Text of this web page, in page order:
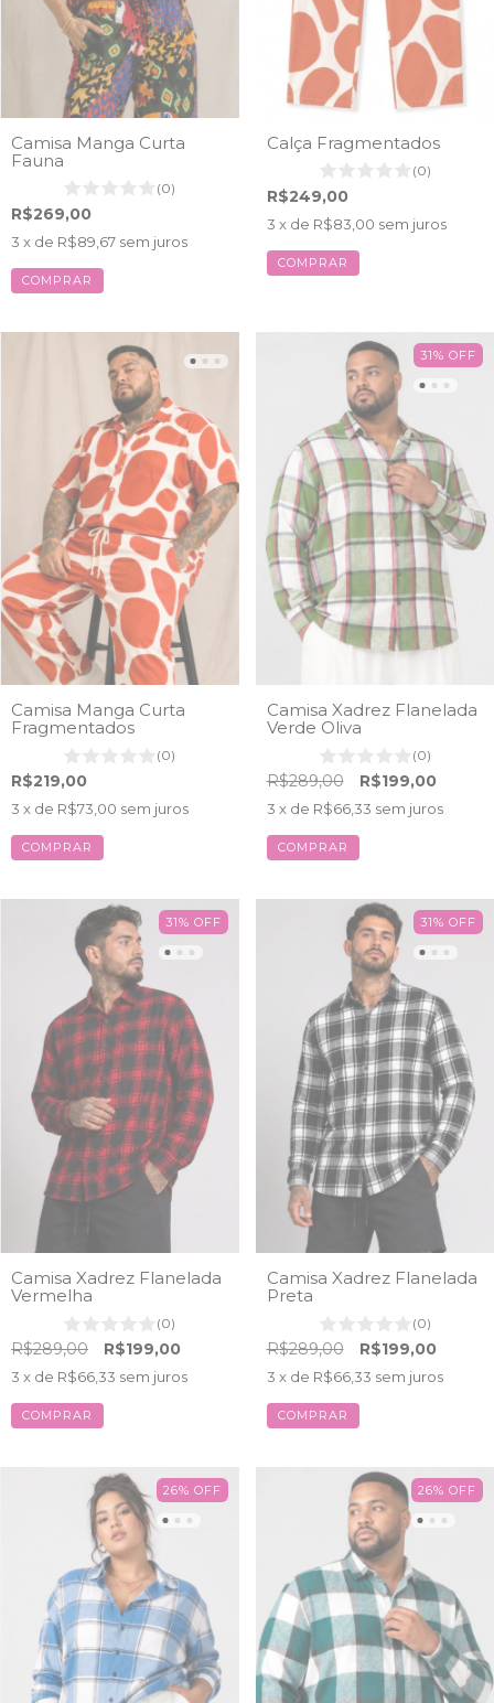
Camisa Manga Curta
Fauna
(0)
R$269,00
3 x de R$89,67 sem juros
COMPRAR
Calça Fragmentados
(0)
R$249,00
3 x de R$83,00 sem juros
COMPRAR
Camisa Manga Curta
Fragmentados
(0)
R$219,00
3 x de R$73,00 sem juros
COMPRAR
31% OFF
Camisa Xadrez Flanelada
Verde Oliva
(0)
R$289,00 R$199,00
3 x de R$66,33 sem juros
COMPRAR
31% OFF
Camisa Xadrez Flanelada
Vermelha
(0)
R$289,00 R$199,00
3 x de R$66,33 sem juros
COMPRAR
31% OFF
Camisa Xadrez Flanelada
Preta
(0)
R$289,00 R$199,00
3 x de R$66,33 sem juros
COMPRAR
26% OFF 26% OFF